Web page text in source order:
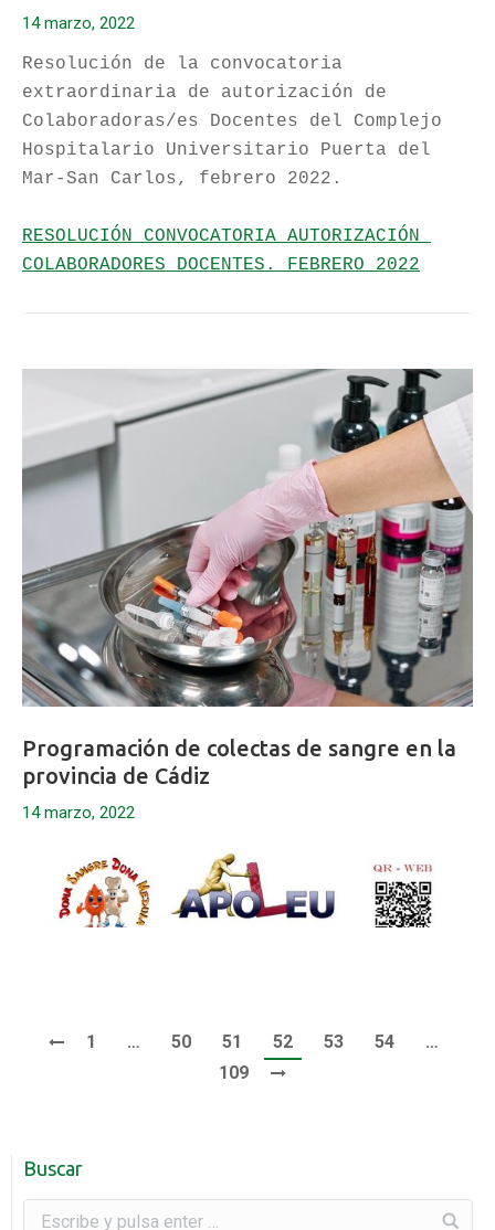
14 marzo, 2022
Resolución de la convocatoria
extraordinaria de autorización de
Colaboradoras/es Docentes del Complejo
Hospitalario Universitario Puerta del
Mar-San Carlos, febrero 2022.
RESOLUCIÓN CONVOCATORIA AUTORIZACIÓN
COLABORADORES DOCENTES. FEBRERO 2022
Programación de colectas de sangre en la
provincia de Cádiz
14 marzo, 2022
1 … 50 51 52 53 54
…
109
Buscar